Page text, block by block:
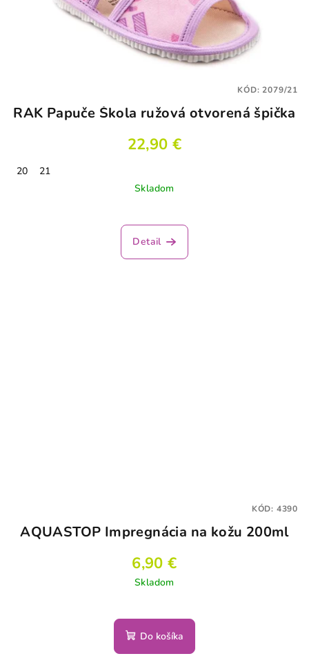
RAK Papuče Škola ružová otvorená špička
22,90 €
20
21
Skladom
Detail
KÓD:2079/21
AQUASTOP Impregnácia na kožu 200ml
6,90 €
Skladom
Do košíka
KÓD: 4390